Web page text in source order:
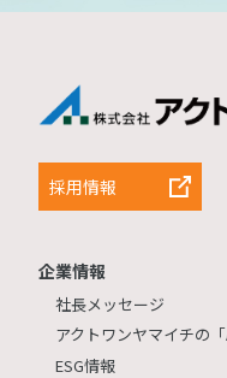
採用情報
企業情報
社長メッセージ
アクトワンヤマイチの「
ESG情報